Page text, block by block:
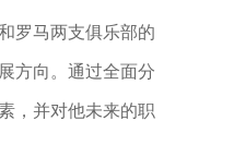
罗马两支俱乐部的
方向。通过全面分
，并对他未来的职